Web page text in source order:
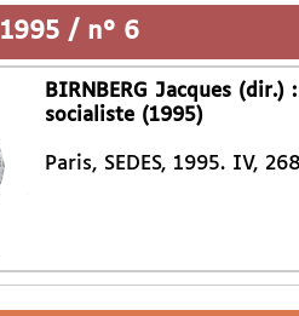
1995 / n° 6
BIRNBERG Jacques
socialiste (1995)
Paris, SEDES, 1995. IV,